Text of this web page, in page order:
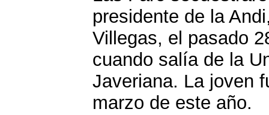
presidente de la
Villegas, el pasado
cuando salía de la
Javeriana. La joven
marzo de este año.